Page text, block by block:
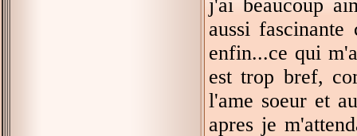
j'ai beaucoup
aussi
enfin...ce qui
est trop bref,
l'ame soeur et
apres je